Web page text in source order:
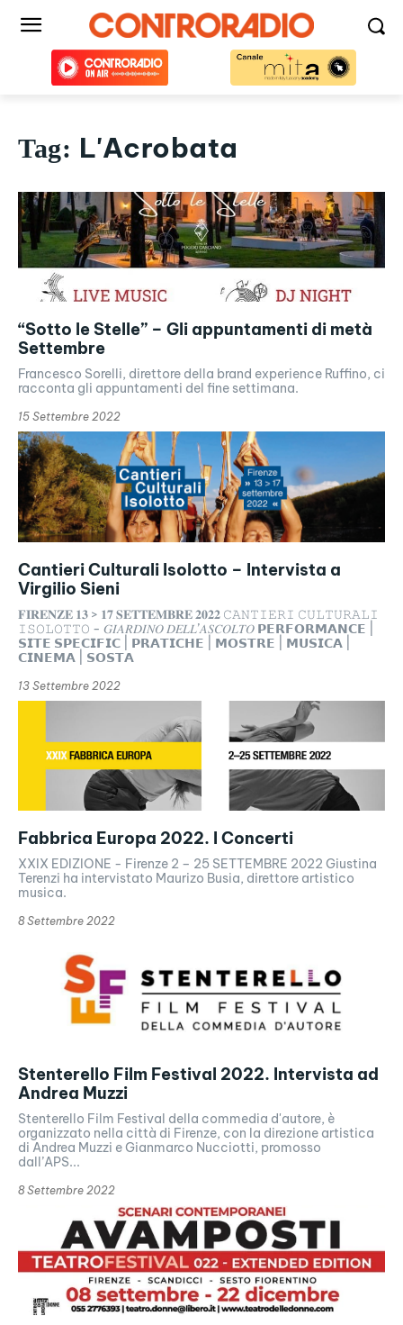
Tag: L'Acrobata
“Sotto le Stelle” – Gli appuntamenti di metà
Settembre
Francesco Sorelli, direttore della brand experience Ruffino, ci
racconta gli appuntamenti del fine settimana.
15 Settembre 2022
Cantieri Culturali Isolotto – Intervista a
Virgilio Sieni
𝐅𝐈𝐑𝐄𝐍𝐙𝐄 𝟏𝟑 > 𝟏𝟕 𝐒𝐄𝐓𝐓𝐄𝐌𝐁𝐑𝐄 𝟐𝟎𝟐𝟐 𝙲𝙰𝙽𝚃𝙸𝙴𝚁𝙸 𝙲𝚄𝙻𝚃𝚄𝚁𝙰𝙻𝙸
𝙸𝚂𝙾𝙻𝙾𝚃𝚃𝙾 - 𝐺𝐼𝐴𝑅𝐷𝐼𝑁𝑂 𝐷𝐸𝐿𝐿’𝐴𝑆𝐶𝑂𝐿𝑇𝑂 𝗣𝗘𝗥𝗙𝗢𝗥𝗠𝗔𝗡𝗖𝗘 |
𝗦𝗜𝗧𝗘 𝗦𝗣𝗘𝗖𝗜𝗙𝗜𝗖 | 𝗣𝗥𝗔𝗧𝗜𝗖𝗛𝗘 | 𝗠𝗢𝗦𝗧𝗥𝗘 | 𝗠𝗨𝗦𝗜𝗖𝗔 |
𝗖𝗜𝗡𝗘𝗠𝗔 | 𝗦𝗢𝗦𝗧𝗔
13 Settembre 2022
Fabbrica Europa 2022. I Concerti
XXIX EDIZIONE - Firenze 2 – 25 SETTEMBRE 2022 Giustina
Terenzi ha intervistato Maurizo Busia, direttore artistico
musica.
8 Settembre 2022
Stenterello Film Festival 2022. Intervista ad
Andrea Muzzi
Stenterello Film Festival della commedia d'autore, è
organizzato nella città di Firenze, con la direzione artistica
di Andrea Muzzi e Gianmarco Nucciotti, promosso
dall’APS...
8 Settembre 2022